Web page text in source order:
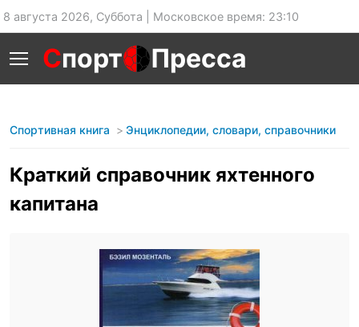
8 августа 2026, Суббота | Московское время: 23:10
Спорт Пресса
Спортивная книга Энциклопедии, словари, справочники
Краткий справочник яхтенного
капитана